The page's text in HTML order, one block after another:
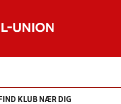
FIND KLUB NÆR DIG